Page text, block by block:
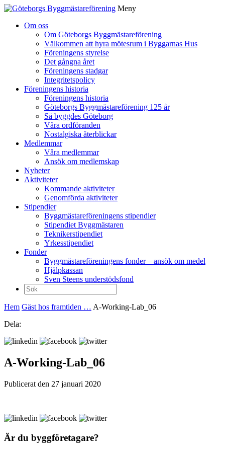
Meny
Om oss
Om Göteborgs Byggmästareförening
Välkommen att hyra mötesrum i Byggarnas Hus
Föreningens styrelse
Det gångna året
Föreningens stadgar
Integritetspolicy
Föreningens historia
Föreningens historia
Göteborgs Byggmästareförening 125 år
Så byggdes Göteborg
Våra ordföranden
Nostalgiska återblickar
Medlemmar
Våra medlemmar
Ansök om medlemskap
Nyheter
Aktiviteter
Kommande aktiviteter
Genomförda aktiviteter
Stipendier
Byggmästareföreningens stipendier
Stipendiet Byggmästaren
Teknikerstipendiet
Yrkesstipendiet
Fonder
Byggmästareföreningens fonder – ansök om medel
Hjälpkassan
Sven Steens understödsfond
Sök
efter:
Hem Gäst hos framtiden … A-Working-Lab_06
Dela:
A-Working-Lab_06
Publicerat den 27 januari 2020
Är du byggföretagare?